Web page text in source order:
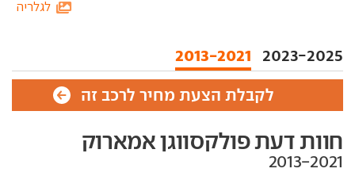
2023-2025
2013-2021
לגלריה
לקבלת הצעת מחיר לרכב זה
חוות דעת פולקסווגן אמארוק